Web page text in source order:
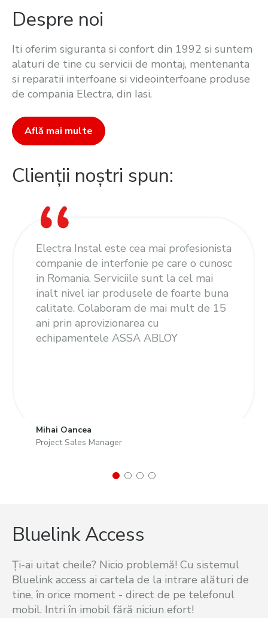
Despre noi
Iti oferim siguranta si confort din 1992 si suntem
alaturi de tine cu servicii de montaj, mentenanta
si reparatii interfoane si videointerfoane produse
de compania Electra, din Iasi.
Află mai multe
Clienții noștri spun:
Electra Instal este cea mai profesionista
companie de interfonie pe care o cunosc
in Romania. Serviciile sunt la cel mai
inalt nivel iar produsele de foarte buna
calitate. Colaboram de mai mult de 15
ani prin aprovizionarea cu
echipamentele ASSA ABLOY
Mihai Oancea
Project Sales Manager
Bluelink Access
Ți-ai uitat cheile? Nicio problemă! Cu sistemul
Bluelink access ai cartela de la intrare alături de
tine, în orice moment - direct de pe telefonul
mobil. Intri în imobil fără niciun efort!